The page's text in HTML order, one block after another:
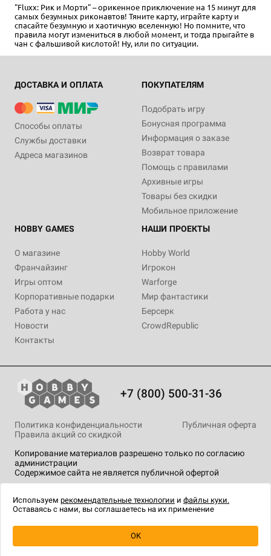
"Fluxx: Рик и Морти" – орикенное приключение на 15 минут для
самых безумных риконавтов! Тяните карту, играйте карту и
спасайте безумную и хаотичную вселенную! Но помните, что
правила могут измениться в любой момент, и тогда прыгайте в
чан с фальшивой кислотой! Ну, или по ситуации.
ДОСТАВКА И ОПЛАТА
Способы оплаты
Службы доставки
Адреса магазинов
ПОКУПАТЕЛЯМ
Подобрать игру
Бонусная программа
Информация о заказе
Возврат товара
Помощь с правилами
Архивные игры
Товары без скидки
Мобильное приложение
HOBBY GAMES
О магазине
Франчайзинг
Игры оптом
Корпоративные подарки
Работа у нас
Новости
Контакты
НАШИ ПРОЕКТЫ
Hobby World
Игрокон
Warforge
Мир фантастики
Берсерк
CrowdRepublic
+7 (800) 500-31-36
Копирование материалов разрешено только по согласию
администрации
Содержимое сайта не является публичной офертой
Политика конфиденциальности
Публичная оферта
Правила акций со скидкой
технологии .
Используем рекомендательные технологии и файлы куки.
Оставаясь с нами, вы соглашаетесь на их применение
OK